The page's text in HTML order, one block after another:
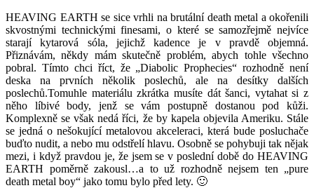
HEAVING EARTH se sice vrhli na brutální death metal a okořenili
skvostnými technickými finesami, o které se samozřejmě nejvíce
starají kytarová sóla, jejichž kadence je v pravdě objemná.
Přiznávám, někdy mám skutečně problém, abych tohle všechno
pobral. Tímto chci říct, že „Diabolic Prophecies“ rozhodně není
deska na prvních několik poslechů, ale na desítky dalších
poslechů.Tomuhle materiálu zkrátka musíte dát šanci, vytahat si z
něho líbivé body, jenž se vám postupně dostanou pod kůži.
Komplexně se však nedá říci, že by kapela objevila Ameriku. Stále
se jedná o nešokující metalovou akceleraci, která bude posluchače
buďto nudit, a nebo mu odstřelí hlavu. Osobně se pohybuji tak nějak
mezi, i když pravdou je, že jsem se v poslední době do HEAVING
EARTH poměrně zakousl…a to už rozhodně nejsem ten „pure
death metal boy“ jako tomu bylo před lety. 🙂